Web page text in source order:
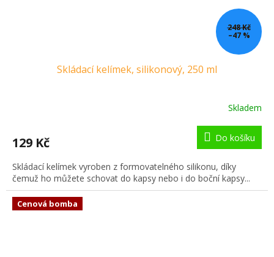
248 Kč
–47 %
Skládací kelímek, silikonový, 250 ml
Skladem
129 Kč Do košíku
Skládací kelímek vyroben z formovatelného silikonu, díky
čemuž ho můžete schovat do kapsy nebo i do boční kapsy...
Cenová bomba